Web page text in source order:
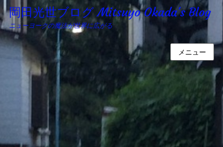
岡田光世ブログ Mitsuyo Okada's Blog
ニューヨークの魔法が世界に広がる
メニュー